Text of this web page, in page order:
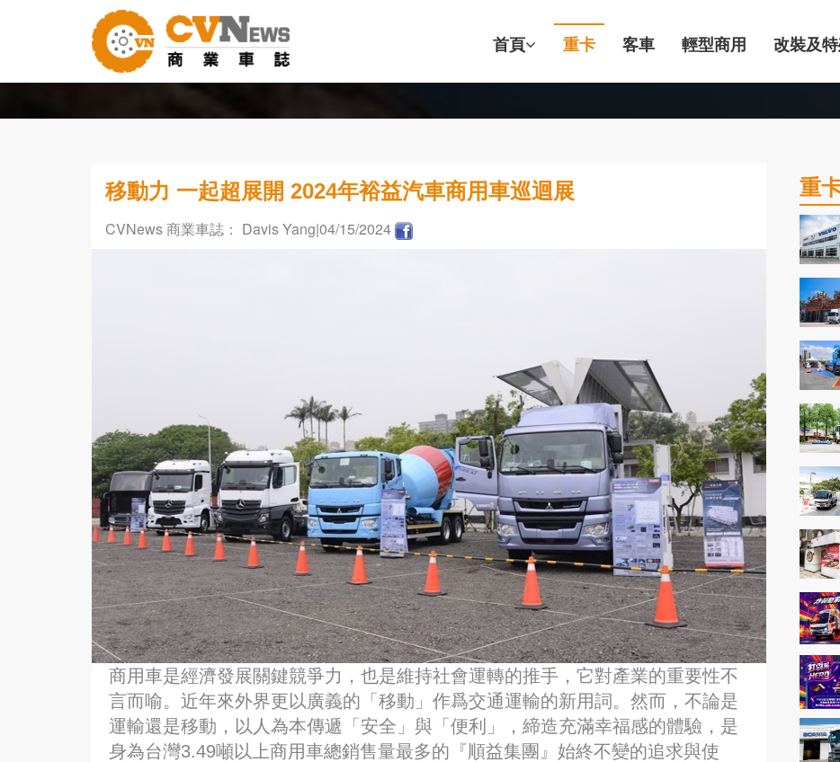
首頁 重卡 客車 輕型商用 改裝及
移動力 一起超展開 2024年裕益汽車商用車巡迴展
CVNews 商業車誌： Davis Yang|04/15/2024
商用車是經濟發展關鍵競爭力，也是維持社會運轉的推手，它對產業的重要性不
言而喻。近年來外界更以廣義的「移動」作爲交通運輸的新用詞。然而，不論是
運輸還是移動，以人為本傳遞「安全」與「便利」，締造充滿幸福感的體驗，是
身為台灣3.49噸以上商用車總銷售量最多的『順益集團』始終不變的追求與使
重